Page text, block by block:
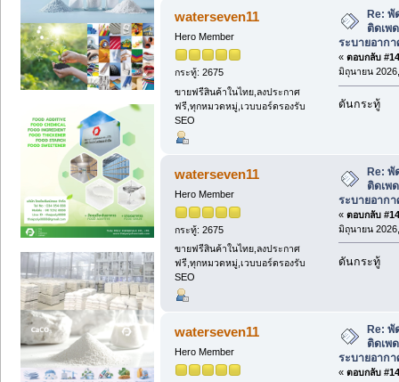
waterseven11
Hero Member
กระทู้: 2675
ขายฟรีสินค้าในไทย,ลงประกาศ
ฟรี,ทุกหมวดหมู่,เวบบอร์ดรองรับ
SEO
Re:
ติดเพ
ระบายอาก
« ตอบกลับ
มิถุนายน
ดันกระทู้
waterseven11
Hero Member
กระทู้: 2675
ขายฟรีสินค้าในไทย,ลงประกาศ
ฟรี,ทุกหมวดหมู่,เวบบอร์ดรองรับ
SEO
Re: พั
ติดเพ
ระบายอาก
« ตอบกลับ
มิถุนายน
ดันกระทู้
waterseven11
Hero Member
Re: พั
ติดเพ
ระบายอาก
« ตอบกลับ